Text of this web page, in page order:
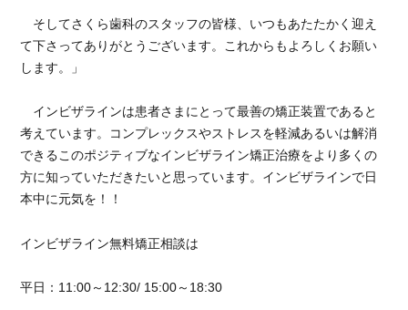
そしてさくら歯科のスタッフの皆様、いつもあたたかく迎え
て下さってありがとうございます。これからもよろしくお願い
します。」
インビザラインは患者さまにとって最善の矯正装置であると
考えています。コンプレックスやストレスを軽減あるいは解消
できるこのポジティブなインビザライン矯正治療をより多くの
方に知っていただきたいと思っています。インビザラインで日
本中に元気を！！
インビザライン無料矯正相談は
平日：11:00～12:30/ 15:00～18:30